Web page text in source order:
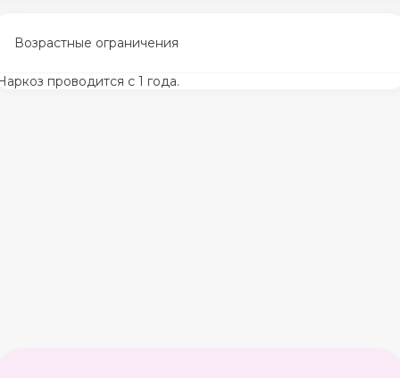
Возрастные ограничения
проводится с 1 года.